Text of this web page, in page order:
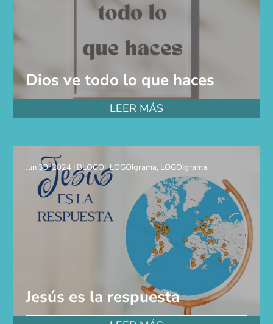
Dios ve todo lo que haces
LEER MÁS
Jesús es la respuesta
Jun 30, 2024 |BLOGOI,LOGOIgrama, LOGOIgrama